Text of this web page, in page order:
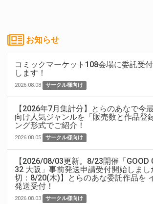
お知らせ
コミックマーケット108会場に委託受
します！
2026.08.08 サークル様向け
【2026年7月集計分】とらのあなで今
向け人気ジャンルを「販売数と作品登
ング形式でご紹介！
2026.08.05 サークル様向け
【2026/08/03更新。8/23開催「GOOD
32 大阪」事前発送申請受付開始しま
切：8/20(木)】とらのあな委託作品を
発送受付！
2026.08.03 サークル様向け